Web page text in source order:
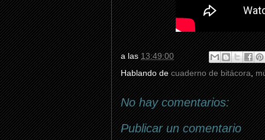
a las13:49:00
Hablando decuaderno de bitácora,
No hay comentarios:
Publicar un comentario